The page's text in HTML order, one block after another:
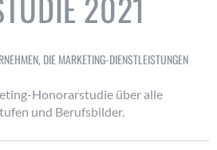
DIE MARKETING-DIENSTLEISTUNGEN
Honorarstudie über alle
und Berufsbilder.